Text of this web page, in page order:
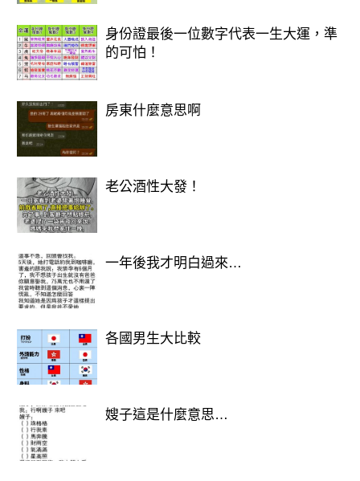
承的姿態，說些討好的話，那可是違背
他們的本性，獅子寧願堅持自己的自
信，也不願意強顏歡笑來取悅他人，他
力，而不是靠阿諛奉承來換取的地位。
水瓶座
水瓶對拍馬屁這種事向來避之不及，對
那些喜歡奉承上司的同事更是敬而遠
之，對他們來說，這種行為實在太虛偽
了，讓水瓶做這種事，簡直如坐針氈，
他們認為，只要把自己分內的事情做到
位，就不需要再靠額外的手段來取悅
誰，水瓶追求的是自由和真實，覺得一
切虛偽的社交行為都只是在浪費時間，
也看不起用這樣的方式去贏得別人的青
身份證最後一位數字代表一生大運，準
的可怕！
房東什麼意思啊
老公酒性大發！
一年後我才明白過來…
各國男生大比較
嫂子這是什麼意思…